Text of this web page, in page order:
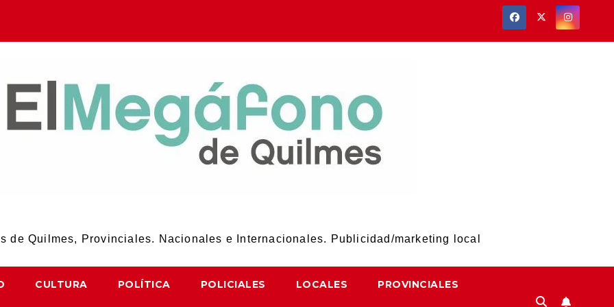
de Quilmes, Provinciales. Nacionales e Internacionales. Publicidad/marketing local
CULTURA POLÍTICA POLICIALES LOCALES PROVINCIALES